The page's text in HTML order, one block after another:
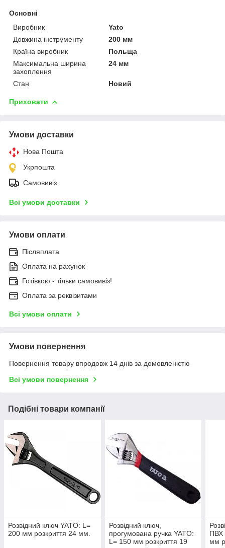
Основні
Виробник
Yato
Довжина інструменту
200 мм
Країна виробник
Польща
Максимальна ширина
захоплення
24 мм
Стан Новий
Приховати
Умови доставки
Нова Пошта
Укрпошта
Самовивіз
Всі умови доставки
Умови оплати
Післяплата
Оплата на рахунок
Готівкою - тільки самовивіз!
Оплата за реквізитами
Всі умови оплати
Умови повернення
Повернення товару впродовж 14 днів за домовленістю
Всі умови повернення
Подібні товари компанії
Розвідний ключ YATO: L=
200 мм розкриття 24 мм.
Розвідний ключ,
прогумована ручка YATO:
L= 150 мм розкриття 19
ПВХ
мм